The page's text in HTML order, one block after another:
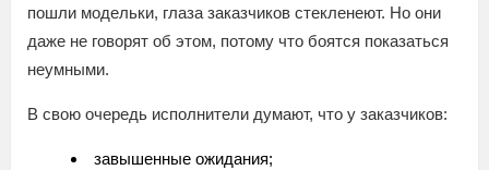
пошли модельки, глаза заказчиков стекленеют. Но они
даже не говорят об этом, потому что боятся показаться
неумными.
В свою очередь исполнители думают, что у заказчиков:
завышенные ожидания;